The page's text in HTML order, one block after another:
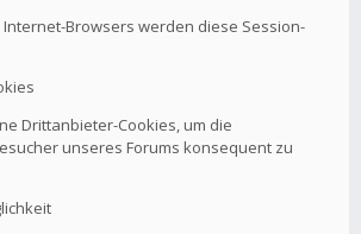
Browsers werden diese Session-
Drittanbieter-Cookies, um die
unseres Forums konsequent zu